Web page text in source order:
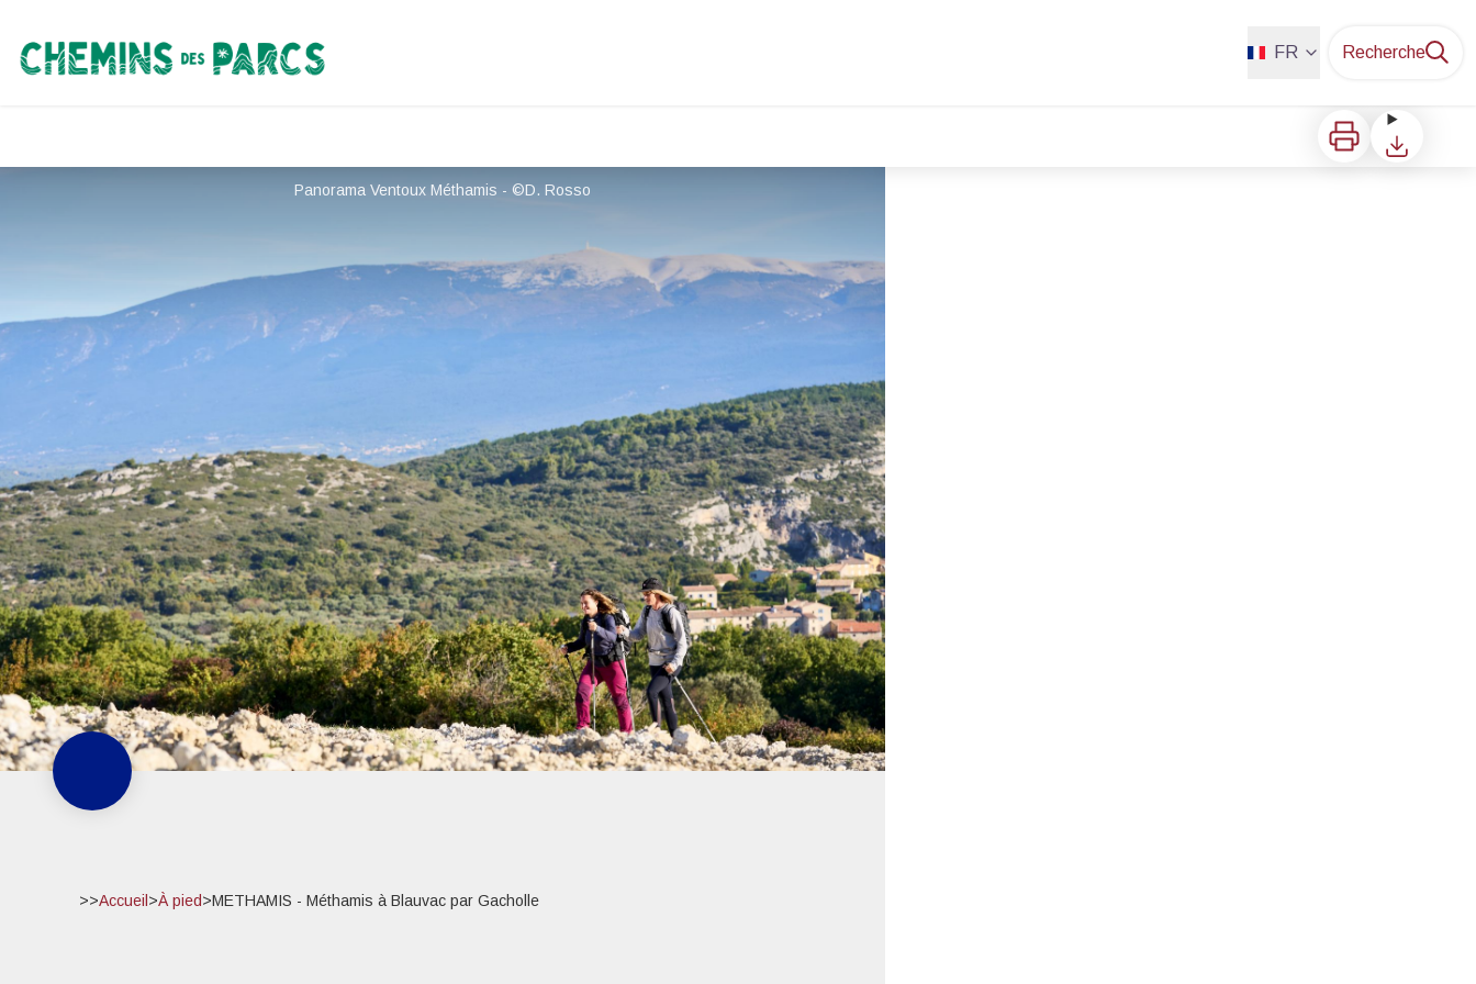
Chemins des Parcs FR Recherche
ImprimerTélécharger
Panorama Ventoux Méthamis - ©D. Rosso
>>Accueil >À pied>METHAMIS - Méthamis à Blauvac par Gacholle